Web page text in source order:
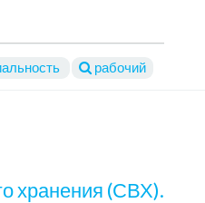
рабочий
хранения (СВХ).